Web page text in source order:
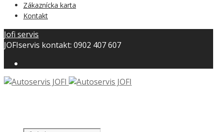
Zákaznícka karta
Kontakt
Jofi servis
JOFIservis kontakt: 0902 407 607